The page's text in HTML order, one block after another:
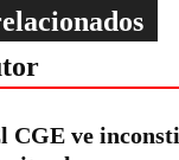
CGE ve